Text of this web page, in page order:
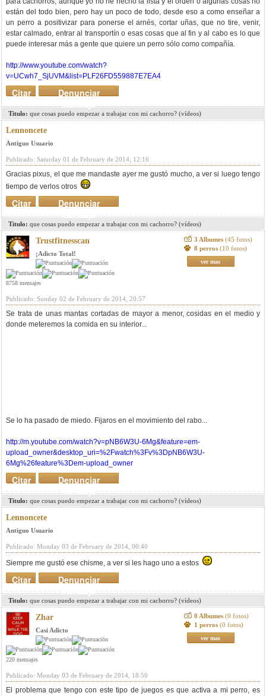
están del todo bien, pero hay un poco de todo, desde eso a como enseñar a
un perro a positivizar para ponerse el arnés, cortar uñas, que no tire, venir,
estar calmado, entrar al transportín o esas cosas que al fin y al cabo es lo que
puede interesar más a gente que quiere un perro sólo como compañía.
http://www.youtube.com/watch?
v=UCwh7_SjUVM&list=PLF26FD559887E7EA4
Denunciar
mensaje
Citar
Titulo: que cosas puedo empezar a trabajar con mi cachorro? (vídeos)
Lennoncete
Antiguo Usuario
Publicado: Saturday 01 de February de 2014, 12:16
Gracias pixus, el que me mandaste ayer me gustó mucho, a ver si luego tengo
tiempo de verlos otros
Denunciar
mensaje
Citar
Titulo: que cosas puedo empezar a trabajar con mi cachorro? (vídeos)
Trustfitnesscan
¡Adicto Total!
8758 mensajes
3 Albumes (45 fotos)
8 perros (10 fotos)
ver mas
Publicado: Sunday 02 de February de 2014, 20:57
Se trata de unas mantas cortadas de mayor a menor, cosidas en el medio y
donde meteremos la comida en su interior...
Se lo ha pasado de miedo. Fijaros en el movimiento del rabo...
http://m.youtube.com/watch?v=pNB6W3U-6Mg&feature=em-
upload_owner&desktop_uri=%2Fwatch%3Fv%3DpNB6W3U-
6Mg%26feature%3Dem-upload_owner
Denunciar
mensaje
Citar
Titulo: que cosas puedo empezar a trabajar con mi cachorro? (vídeos)
Lennoncete
Antiguo Usuario
Publicado: Monday 03 de February de 2014, 00:40
Siempre me gustó ese chisme, a ver si les hago uno a estos
Denunciar
mensaje
Citar
Titulo: que cosas puedo empezar a trabajar con mi cachorro? (vídeos)
Zhar
Casi Adicto
220 mensajes
0 Albumes (0 fotos)
1 perros (0 fotos)
ver mas
Publicado: Monday 03 de February de 2014, 18:50
El problema que tengo con este tipo de juegos es que activa a mi perro, es